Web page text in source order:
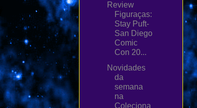
Review
Figuraças:
Stay Puft-
San Diego
Comic
Con 20...
Novidades
da
semana
na
Coleciona